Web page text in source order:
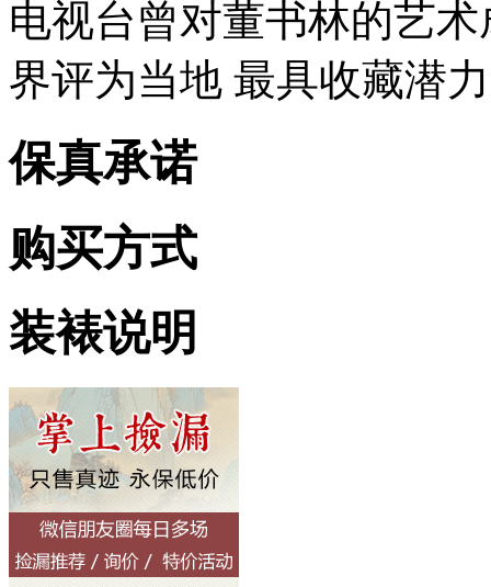
电视台曾对董书林的艺
界评为当地 最具收藏潜
保真承诺
购买方式
装裱说明